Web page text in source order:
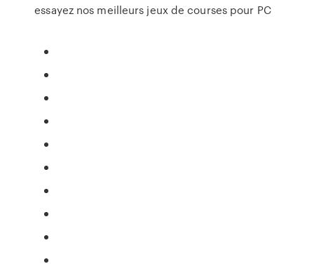
essayez nos meilleurs jeux de courses pour PC